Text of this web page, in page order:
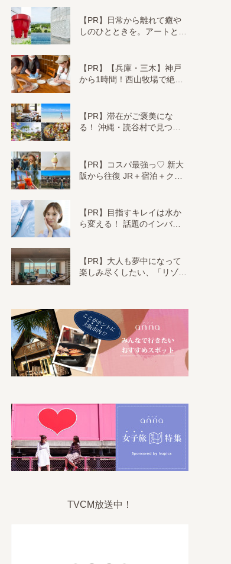
【PR】日常から離れて癒や
しのひとときを。アートと…
【PR】【兵庫・三木】神戸
から1時間！西山牧場で絶…
【PR】滞在がご褒美にな
る！ 沖縄・読谷村で見つ…
【PR】コスパ最強っ♡ 新大
阪から往復 JR＋宿泊＋ク…
【PR】目指すキレイは水か
ら変える！ 話題のインバ…
【PR】大人も夢中になって
楽しみ尽くしたい、「リゾ…
TVCM放送中！